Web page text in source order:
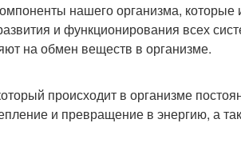
нашего организма, которые
и функционирования всех
на обмен веществ в организме.
происходит в организме
и превращение в энергию, а